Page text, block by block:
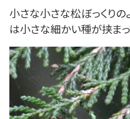
小さな小さな松ぼっくりの
は小さな細かい種が挟まっ